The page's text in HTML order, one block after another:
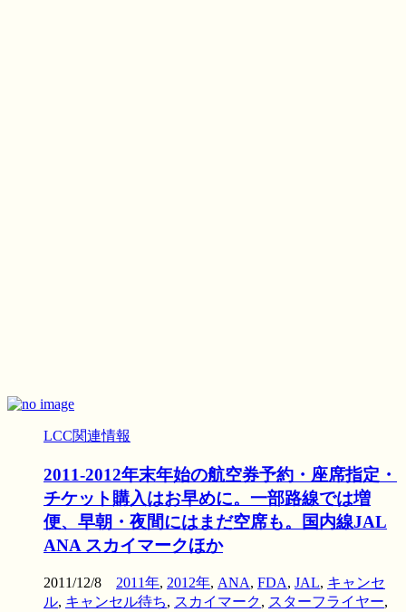
LCC関連情報
2011-2012年末年始の航空券予約・座席指定・
チケット購入はお早めに。一部路線では増
便、早朝・夜間にはまだ空席も。国内線JAL
ANA スカイマークほか
2011/12/8 2011年, 2012年, ANA, FDA, JAL, キャンセ
ル, キャンセル待ち, スカイマーク, スターフライヤー,